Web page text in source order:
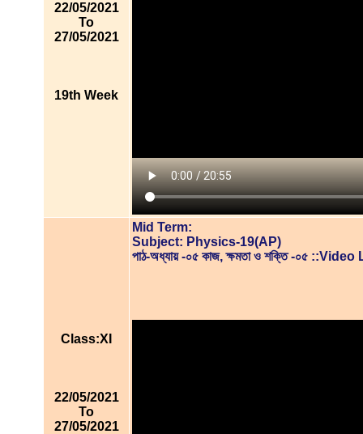
22/05/2021
To
27/05/2021
19th Week
Class:XI
22/05/2021
To
27/05/2021
Mid Term:
Subject: Physics-19(AP)
পাঠ-অধ্যায় -০৫ কাজ, ক্ষমতা ও শক্তি -০৫